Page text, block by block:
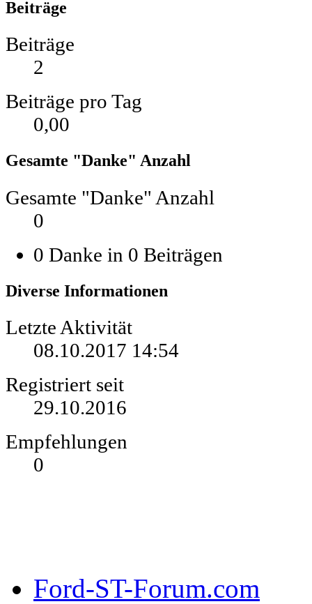
Beiträge
Beiträge
2
Beiträge pro Tag
0,00
Gesamte "Danke" Anzahl
Gesamte "Danke" Anzahl
0
0 Danke in 0 Beiträgen
Diverse Informationen
Letzte Aktivität
08.10.2017 14:54
Registriert seit
29.10.2016
Empfehlungen
0
Ford-ST-Forum.com